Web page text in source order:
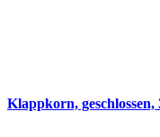
Klappkorn,